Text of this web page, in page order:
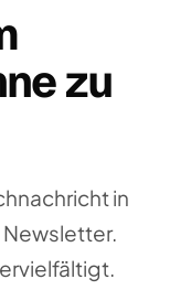
zu
in